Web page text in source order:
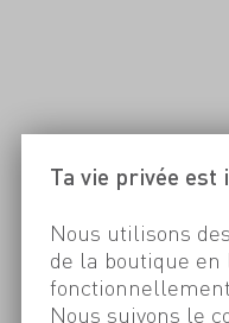
Ta vie privée
Nous utilisons
de la boutique
Nous suivons le